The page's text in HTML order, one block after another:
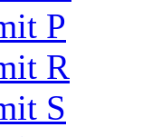
P
R
S